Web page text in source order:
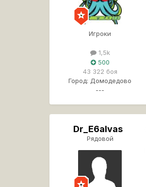
Игроки
1,5k
500
43 322 боя
Город: Домодедово
---
Dr_E6alvas
Рядовой